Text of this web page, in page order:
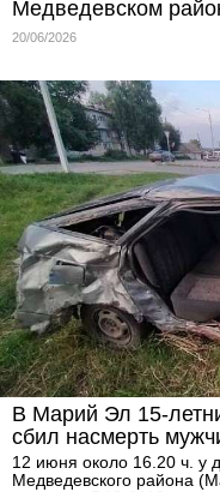
Медведевском
20/06/2026
В Марий Эл 15-
сбил насмерть
12 июня около 16.20 ч. у
Медведевского района